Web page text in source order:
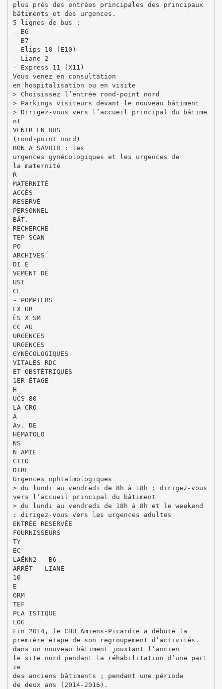
plus près des entrées principales des principaux
bâtiments et des urgences.
5 lignes de bus :
- B6
- B7
- Elips 10 (E10)
- Liane 2
- Express 11 (X11)
Vous venez en consultation
en hospitalisation ou en visite
> Choisissez l’entrée rond-point nord
> Parkings visiteurs devant le nouveau bâtiment
> Dirigez-vous vers l’accueil principal du bâtime
nt
VENIR EN BUS
(rond-point nord)
BON A SAVOIR : les
urgences gynécologiques et les urgences de
la maternité
R
MATERNITÉ
ACCÈS
RESERVÉ
PERSONNEL
BÂT.
RECHERCHE
TEP SCAN
PO
ARCHIVES
DI É
VEMENT DÉ
USI
CL
- POMPIERS
EX UR
ÈS X SM
CC AU
URGENCES
URGENCES
GYNÉCOLOGIQUES
VITALES RDC
ET OBSTÉTRIQUES
1ER ÉTAGE
H
UCS 80
LA CRO
A
Av. DE
HÉMATOLO
NS
N AMIE
CTIO
DIRE
Urgences ophtalmologiques
> du lundi au vendredi de 8h à 18h : dirigez-vous
vers l’accueil principal du bâtiment
> du lundi au vendredi de 18h à 8h et le weekend
: dirigez-vous vers les urgences adultes
ENTRÉE RESERVÉE
FOURNISSEURS
TY
EC
LAËNN2 - B6
ARRÊT - LIANE
10
E
ORM
TEF
PLA ISTIQUE
LOG
Fin 2014, le CHU Amiens-Picardie a débuté la
première étape de son regroupement d’activités.
dans un nouveau bâtiment jouxtant l’ancien
le site nord pendant la réhabilitation d’une part
ie
des anciens bâtiments ; pendant une période
de deux ans (2014-2016).